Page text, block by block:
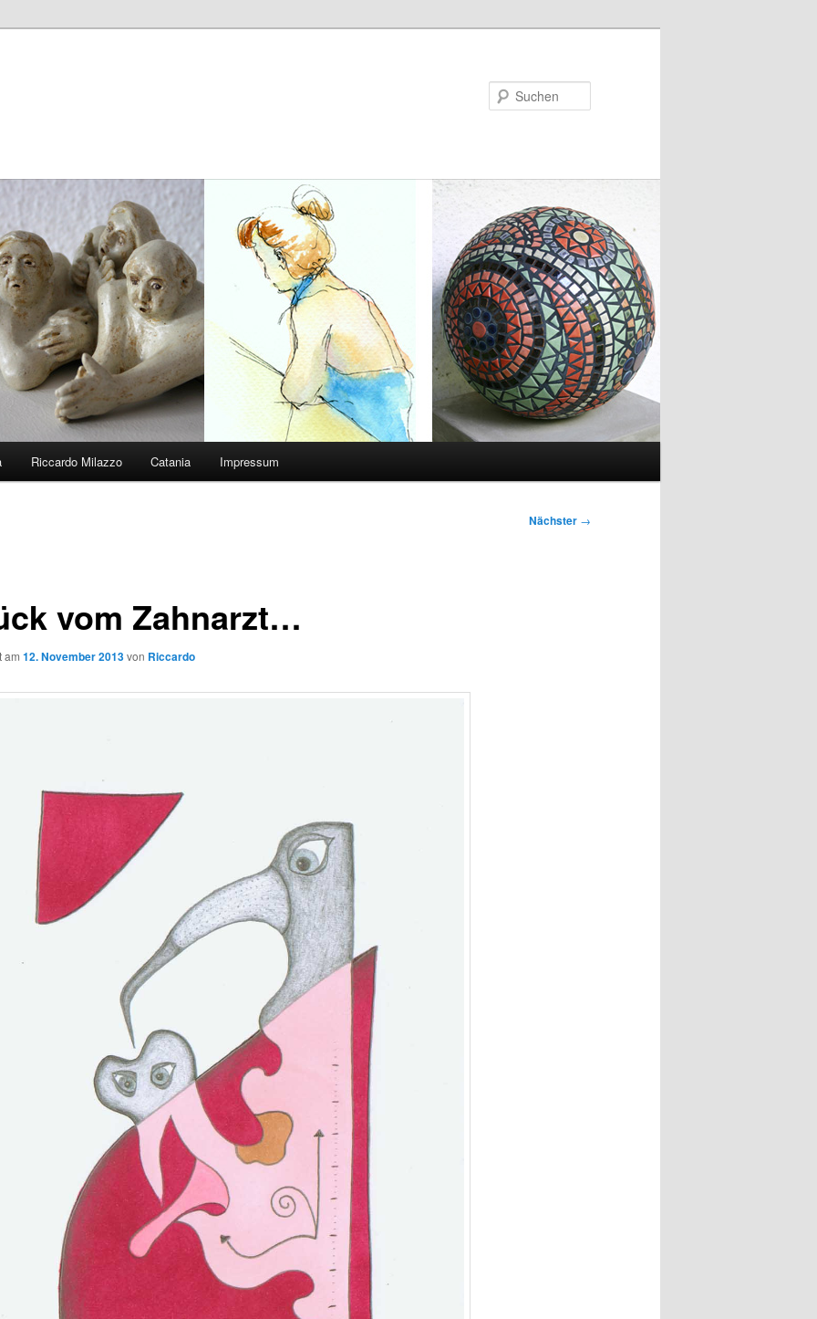
Riccardo Milazzo Catania Impressum
Nächster →
vom Zahnarzt…
am 12. November 2013von Riccardo